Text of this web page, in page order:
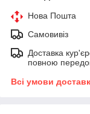
Нова Пошта
Самовивіз
Доставка
повною
Всі умови